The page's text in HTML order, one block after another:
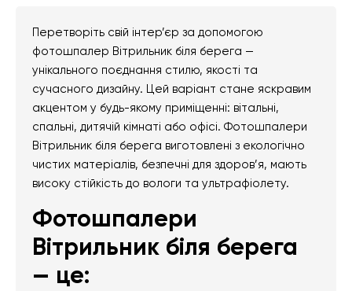
Перетворіть свій інтер’єр за допомогою
фотошпалер Вітрильник біля берега —
унікального поєднання стилю, якості та
сучасного дизайну. Цей варіант стане яскравим
акцентом у будь-якому приміщенні: вітальні,
спальні, дитячій кімнаті або офісі. Фотошпалери
Вітрильник біля берега виготовлені з екологічно
чистих матеріалів, безпечні для здоров’я, мають
високу стійкість до вологи та ультрафіолету.
Фотошпалери
Вітрильник біля берега
— це: